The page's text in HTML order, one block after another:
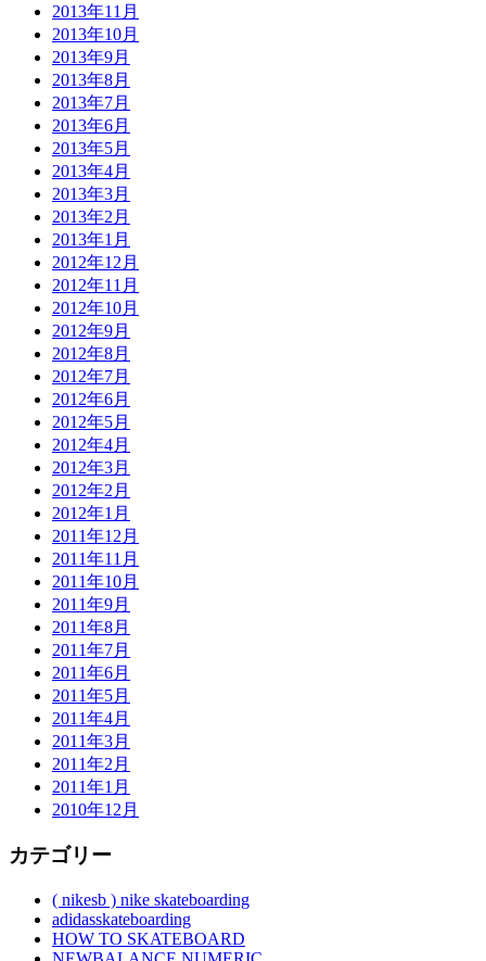
2013年11月
2013年10月
2013年9月
2013年8月
2013年7月
2013年6月
2013年5月
2013年4月
2013年3月
2013年2月
2013年1月
2012年12月
2012年11月
2012年10月
2012年9月
2012年8月
2012年7月
2012年6月
2012年5月
2012年4月
2012年3月
2012年2月
2012年1月
2011年12月
2011年11月
2011年10月
2011年9月
2011年8月
2011年7月
2011年6月
2011年5月
2011年4月
2011年3月
2011年2月
2011年1月
2010年12月
カテゴリー
( nikesb ) nike skateboarding
adidasskateboarding
HOW TO SKATEBOARD